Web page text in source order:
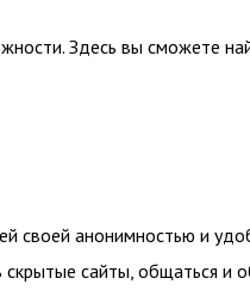
Здесь вы сможете
своей анонимностью и
сайты, общаться и